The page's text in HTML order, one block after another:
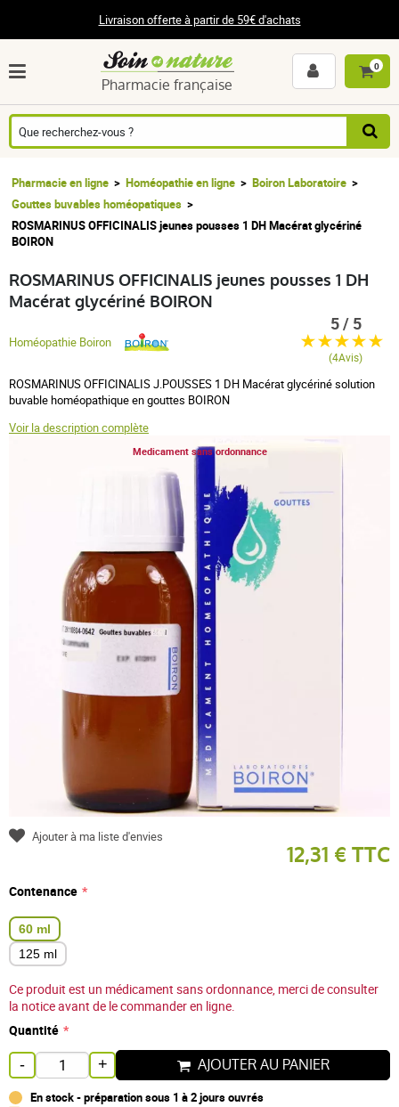
Livraison offerte à partir de 59€ d'achats
Pharmacie française
0
Pharmacie en ligne Homéopathie en ligne
Boiron Laboratoire
Gouttes buvables homéopatiques
ROSMARINUS OFFICINALIS jeunes pousses 1 DH Macérat glycériné
BOIRON
Medicament sans ordonnance
ROSMARINUS OFFICINALIS jeunes pousses 1 DH
Macérat glycériné BOIRON
Homéopathie Boiron
ROSMARINUS OFFICINALIS J.POUSSES 1 DH Macérat glycériné solution
buvable homéopathique en gouttes BOIRON
Voir la description complète
12,31 € TTC
Contenance
60 ml
125 ml
Ce produit est un médicament sans ordonnance, merci de consulter
la notice avant de le commander en ligne.
Quantité
- + AJOUTER AU PANIER
En stock - préparation sous 1 à 2 jours ouvrés
5 / 5
(4Avis)
Ajouter à ma liste d'envies